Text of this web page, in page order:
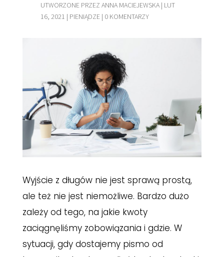
UTWORZONE PRZEZ ANNA MACIEJEWSKA| LUT
16, 2021 | PIENIĄDZE| 0 KOMENTARZY
Wyjście z długów nie jest sprawą prostą,
ale też nie jest niemożliwe. Bardzo dużo
zależy od tego, na jakie kwoty
zaciągnęliśmy zobowiązania i gdzie. W
sytuacji, gdy dostajemy pismo od